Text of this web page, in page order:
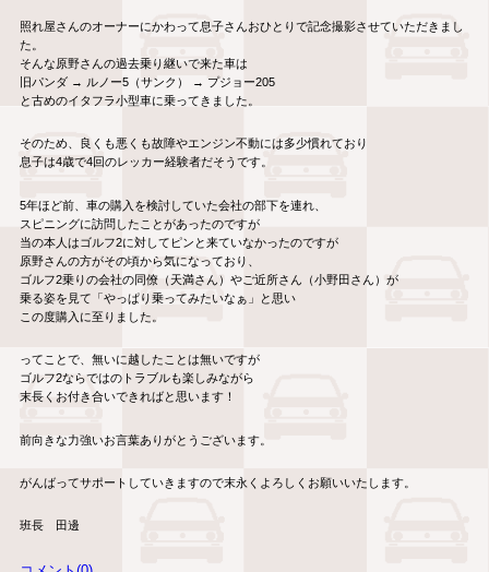
照れ屋さんのオーナーにかわって息子さんおひとりで記念撮影させていただきまし
た。
そんな原野さんの過去乗り継いで来た車は
旧パンダ → ルノー5（サンク） → プジョー205
と古めのイタフラ小型車に乗ってきました。
そのため、良くも悪くも故障やエンジン不動には多少慣れており
息子は4歳で4回のレッカー経験者だそうです。
5年ほど前、車の購入を検討していた会社の部下を連れ、
スピニングに訪問したことがあったのですが
当の本人はゴルフ2に対してピンと来ていなかったのですが
原野さんの方がその頃から気になっており、
ゴルフ2乗りの会社の同僚（天満さん）やご近所さん（小野田さん）が
乗る姿を見て「やっぱり乗ってみたいなぁ」と思い
この度購入に至りました。
ってことで、無いに越したことは無いですが
ゴルフ2ならではのトラブルも楽しみながら
末長くお付き合いできればと思います！
前向きな力強いお言葉ありがとうございます。
がんばってサポートしていきますので末永くよろしくお願いいたします。
班長 田邊